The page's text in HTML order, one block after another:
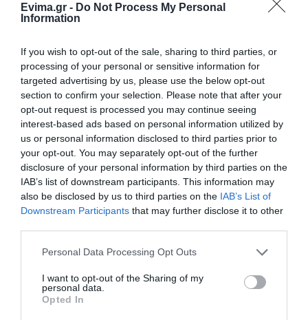
Evima.gr - Do Not Process My Personal
Information
If you wish to opt-out of the sale, sharing to third parties, or
processing of your personal or sensitive information for
targeted advertising by us, please use the below opt-out
section to confirm your selection. Please note that after your
opt-out request is processed you may continue seeing
interest-based ads based on personal information utilized by
us or personal information disclosed to third parties prior to
your opt-out. You may separately opt-out of the further
disclosure of your personal information by third parties on the
IAB’s list of downstream participants. This information may
also be disclosed by us to third parties on the IAB’s List of
Downstream Participants that may further disclose it to other
Please note that this website/app uses one or more Google
not limited to your visit or usage behaviour. You may click to
grant or deny consent to Google and its third-party tags to
use your data for below specified purposes in below Google
Personal Data Processing Opt Outs
I want to opt-out of the Sharing of my
personal data.
Opted In
10.08.2026 | 22:00
Υπό πλήρη έλεγχο η φωτιά στη
Χαλκίδα – Τι δήλωσε η δήμαρχος
10.08.2026 | 22:00
Αυτό το πανηγύρι της Εύβοιας
«βούλιαξε» από κόσμο – Δείτε
εικόνες
10.08.2026 | 21:40
Πώς να φυλάτε σωστά τα
κοσμήματά σας – Τα λάθη που
Έκτακτη διακοπή νερού τώρα σε
χωριό της Εύβοιας
10.08.2026 | 21:00